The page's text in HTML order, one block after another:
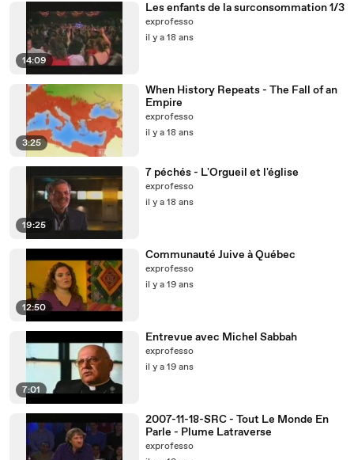
14:09
Les enfants de la surconsommation 1/3
exprofesso
il y a 18 ans
3:25
When History Repeats - The Fall of an
Empire
exprofesso
il y a 18 ans
19:25
7 péchés - L'Orgueil et l'église
exprofesso
il y a 18 ans
12:50
Communauté Juive à Québec
exprofesso
il y a 19 ans
7:01
Entrevue avec Michel Sabbah
exprofesso
il y a 19 ans
2007-11-18-SRC - Tout Le Monde En
Parle - Plume Latraverse
exprofesso